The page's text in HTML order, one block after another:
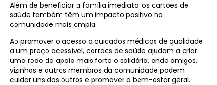
Além de beneficiar a família imediata, os cartões de
saúde também têm um impacto positivo na
comunidade mais ampla.
Ao promover o acesso a cuidados médicos de qualidade
a um preço acessível, cartões de saúde ajudam a criar
uma rede de apoio mais forte e solidária, onde amigos,
vizinhos e outros membros da comunidade podem
cuidar uns dos outros e promover o bem-estar geral.